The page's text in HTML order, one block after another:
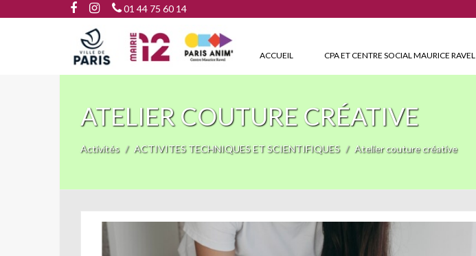
01 44 75 60 14
ACCUEIL CPA ET CENTRE SOCIAL MAURICE RAVEL
ATELIER COUTURE CRÉATIVE
Activités ACTIVITES TECHNIQUES ET SCIENTIFIQUES Atelier couture créative